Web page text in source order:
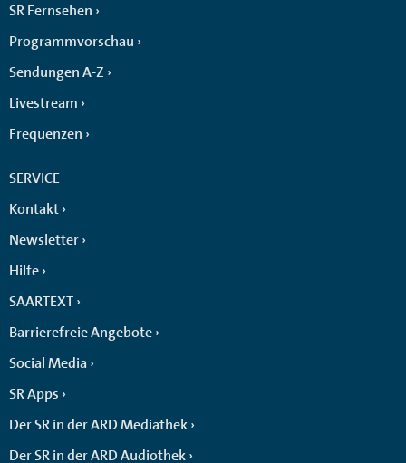
SR Fernsehen
Programmvorschau
Sendungen A-Z
Livestream
Frequenzen
SERVICE
Kontakt
Newsletter
Hilfe
SAARTEXT
Barrierefreie Angebote
Social Media
SR Apps
Der SR in der ARD Mediathek
Der SR in der ARD Audiothek